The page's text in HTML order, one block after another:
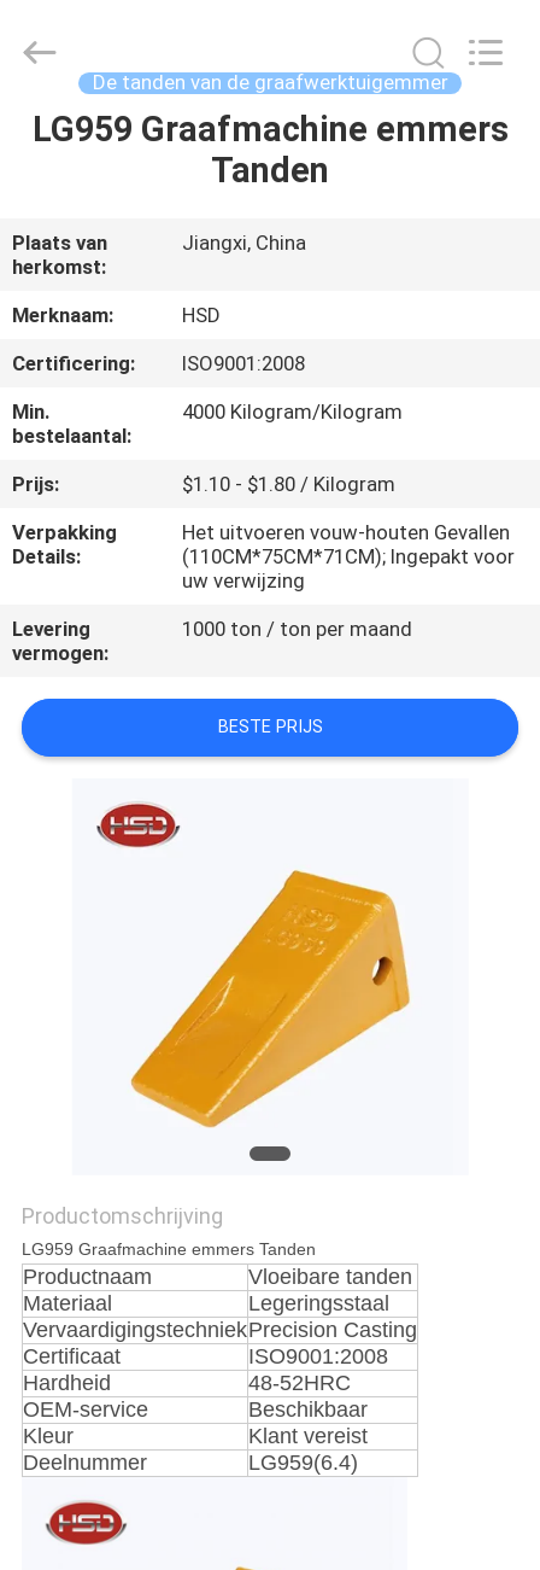
HUIS
ONGEVEER
ONS
FABRIEKSREIS
KWALITEITSCONTROLE
CONTACTEER
VERZOEK
OM
EEN
CITAAT
Machinery
Spare
Reserved.
De tanden van de graafwerktuigemmer
LG959 Graafmachine emmers
Tanden
Plaats van
herkomst:
Jiangxi, China
Merknaam:
HSD
Certificering:
ISO9001:2008
Min.
bestelaantal:
4000 Kilogram/Kilogram
Prijs:
$1.10 - $1.80 / Kilogram
Verpakking
Details:
Het uitvoeren vouw-houten Gevallen
(110CM*75CM*71CM); Ingepakt voor
uw verwijzing
Levering
vermogen:
1000 ton / ton per maand
BESTE PRIJS
Productomschrijving
LG959 Graafmachine emmers Tanden
Productnaam
Vloeibare tanden
Materiaal
Legeringsstaal
VervaardigingstechniekPrecision Casting
Certificaat
ISO9001:2008
Hardheid
48-52HRC
OEM-service
Beschikbaar
Kleur
Klant vereist
Deelnummer
LG959(6.4)